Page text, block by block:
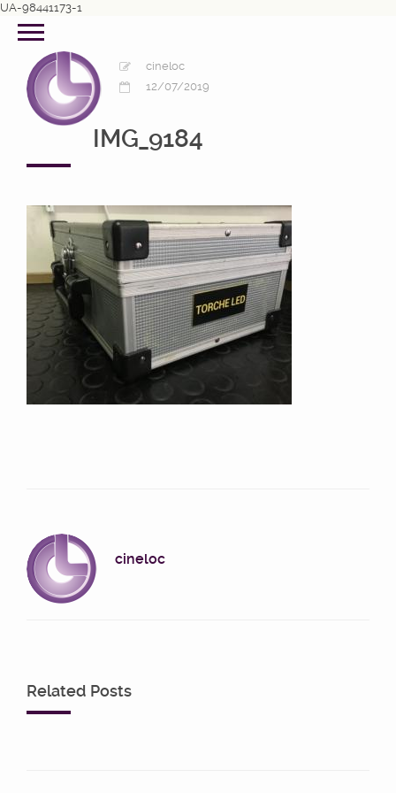
UA-98441173-1
cineloc
12/07/2019
IMG_9184
cineloc
Related Posts